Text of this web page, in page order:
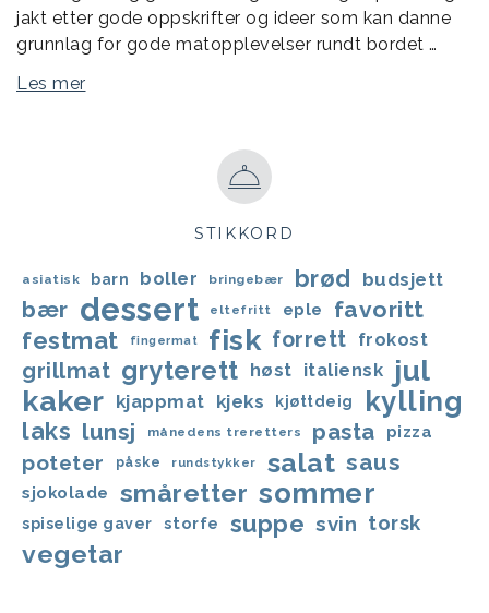
jakt etter gode oppskrifter og ideer som kan danne
grunnlag for gode matopplevelser rundt bordet …
Les mer
STIKKORD
asiatisk barn boller bringebær brød budsjett
bær dessert eltefritt eple favoritt
festmat fingermat fisk forrett frokost
grillmat gryterett høst italiensk
jul
kaker kjappmat kjeks kjøttdeig kylling
laks lunsj månedens treretters pasta pizza
poteter påske rundstykker salat saus
sjokolade småretter sommer
spiselige gaver storfe suppe svin torsk
vegetar